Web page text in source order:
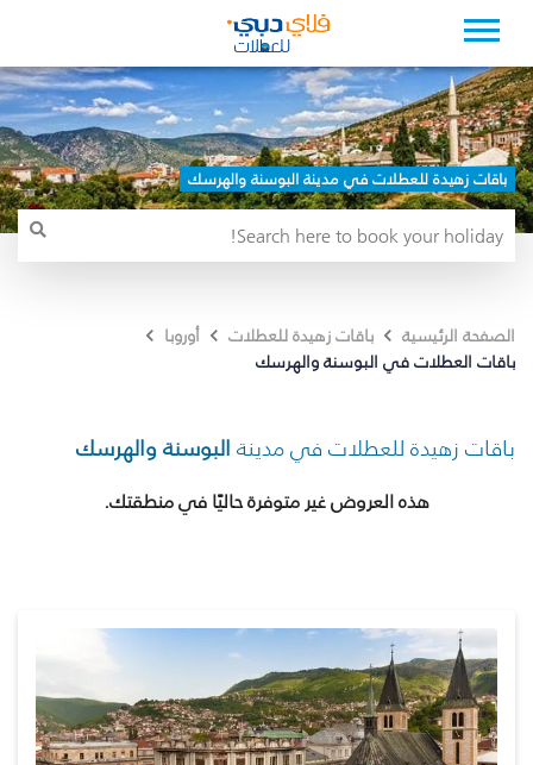
باقات زهيدة للعطلات في مدينة البوسنة والهرسك
الصفحة الرئيسية باقات زهيدة للعطلات
أوروبا
باقات العطلات في البوسنة والهرسك
باقات زهيدة للعطلات في مدينة البوسنة والهرسك
هذه العروض غير متوفرة حاليًا في منطقتك.